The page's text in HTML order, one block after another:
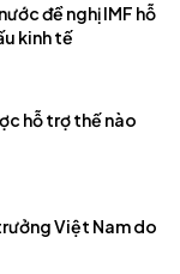
đề nghị IMF hỗ
kinh tế
hỗ trợ thế nào
Việt Nam do